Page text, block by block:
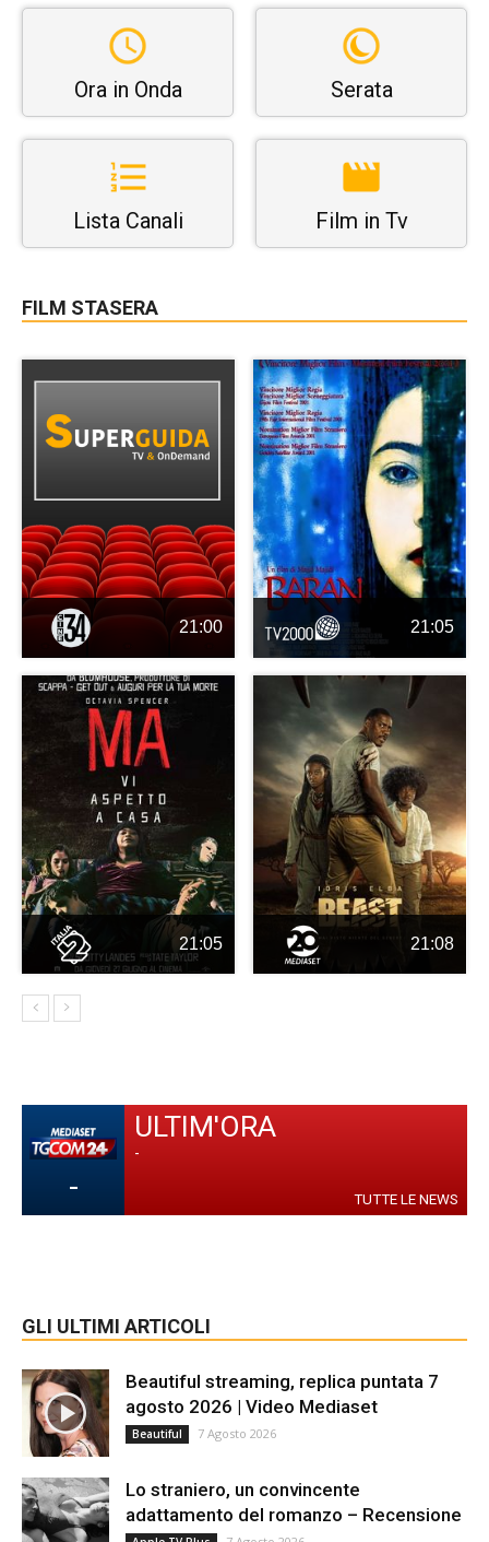
Ora in Onda Serata
Lista Canali Film in Tv
FILM STASERA
21:00 21:05
21:05 21:08
-
ULTIM'ORA
-
TUTTE LE NEWS
GLI ULTIMI ARTICOLI
Beautiful streaming, replica puntata 7
agosto 2026 | Video Mediaset
Beautiful 7 Agosto 2026
Lo straniero, un convincente
adattamento del romanzo – Recensione